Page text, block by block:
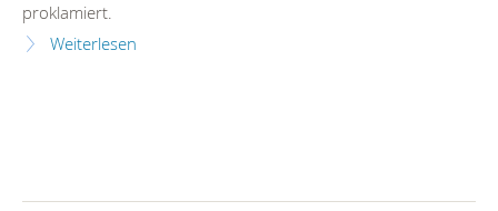
proklamiert.
Weiterlesen